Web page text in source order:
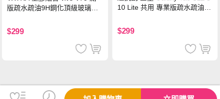
版疏水疏油9H鋼化頂級玻璃貼
$299
10 Lite 共用 專業版疏水疏油9
$299